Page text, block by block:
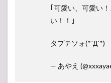
｢可愛い、可愛い
い！！｣
タプテソォ(*´Д`*)
— あやえ